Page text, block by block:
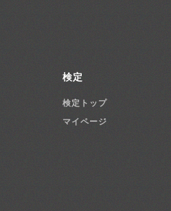
検定
検定トップ
マイページ